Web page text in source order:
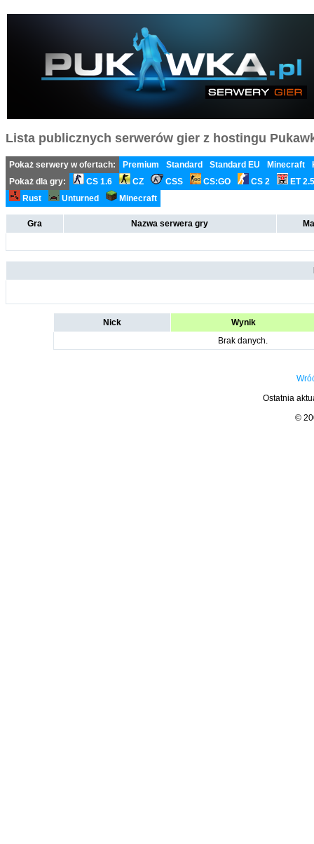
Lista publicznych serwerów gier z hostingu
Pokaż serwery w ofertach: Premium Standard Standard EU Minecraft
Pokaż dla gry:
CS 1.6 CZ CSS CS:GO CS 2
ET
Rust
Unturned Minecraft
Gra Nazwa serwera gry
Nick
Wynik
Brak danych.
Ostatnia
©